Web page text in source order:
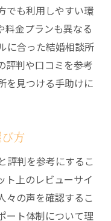
コツ
性
と現実
海道での活用法
ビスとは
用法
利用法
大限に活用する
でも利用しやすい環
料金プランも異なる
に合った結婚相談所
評判や口コミを参考
を見つける手助けに
方
評判を参考にするこ
ト上のレビューサイ
々の声を確認するこ
ート体制について理